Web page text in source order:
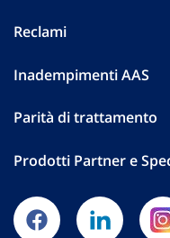
Reclami
Inadempimenti AAS
Parità di trattamento
Prodotti Partner e